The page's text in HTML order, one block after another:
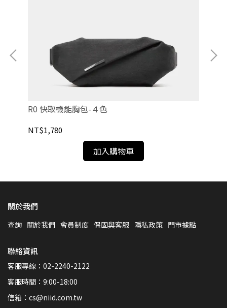
R0 快取機能胸包-４色
NT$1,780
加入購物車
關於我們
查詢 關於我們 會員制度 保固與客服 隱私政策 門市據點
聯絡資訊
客服專線：02-2240-2122
客服時間：9:00-18:00
信箱：cs@niid.com.tw